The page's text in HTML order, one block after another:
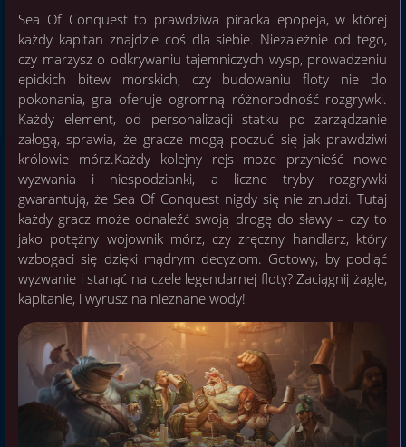
Sea Of Conquest to prawdziwa piracka epopeja, w której
każdy kapitan znajdzie coś dla siebie. Niezależnie od tego,
czy marzysz o odkrywaniu tajemniczych wysp, prowadzeniu
epickich bitew morskich, czy budowaniu floty nie do
pokonania, gra oferuje ogromną różnorodność rozgrywki.
Każdy element, od personalizacji statku po zarządzanie
załogą, sprawia, że gracze mogą poczuć się jak prawdziwi
królowie mórz.Każdy kolejny rejs może przynieść nowe
wyzwania i niespodzianki, a liczne tryby rozgrywki
gwarantują, że Sea Of Conquest nigdy się nie znudzi. Tutaj
każdy gracz może odnaleźć swoją drogę do sławy – czy to
jako potężny wojownik mórz, czy zręczny handlarz, który
wzbogaci się dzięki mądrym decyzjom. Gotowy, by podjąć
wyzwanie i stanąć na czele legendarnej floty? Zaciągnij żagle,
kapitanie, i wyrusz na nieznane wody!